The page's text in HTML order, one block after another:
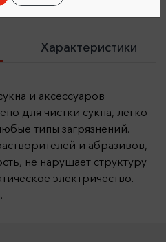
Характеристики
и аксессуаров
для чистки сукна, легко
типы загрязнений.
и абразивов,
не нарушает структуру
электричество.